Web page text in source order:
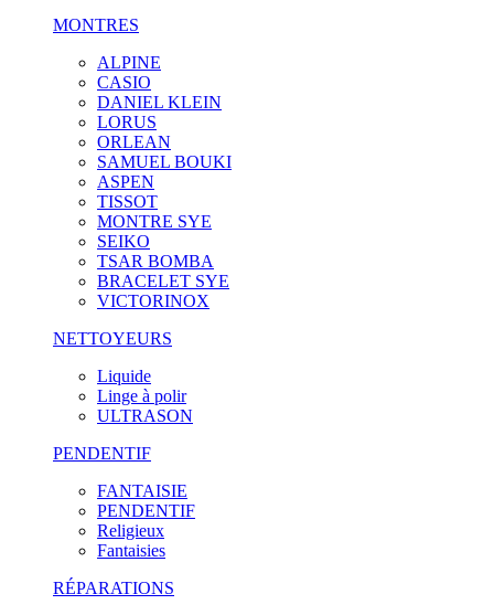
MONTRES
ALPINE
CASIO
DANIEL KLEIN
LORUS
ORLEAN
SAMUEL BOUKI
ASPEN
TISSOT
MONTRE SYE
SEIKO
TSAR BOMBA
BRACELET SYE
VICTORINOX
NETTOYEURS
Liquide
Linge à polir
ULTRASON
PENDENTIF
FANTAISIE
PENDENTIF
Religieux
Fantaisies
RÉPARATIONS